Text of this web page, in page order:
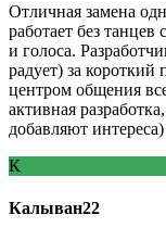
Отличная замена
работает без
и голоса.
радует) за
центром общения
активная
добавляют
К
Калыван22